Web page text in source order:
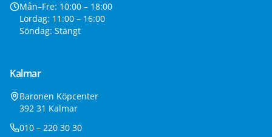
Mån–Fre: 10:00 – 18:00
Lördag: 11:00 – 16:00
Söndag: Stängt
Kalmar
Baronen Köpcenter
392 31 Kalmar
010 – 220 30 30